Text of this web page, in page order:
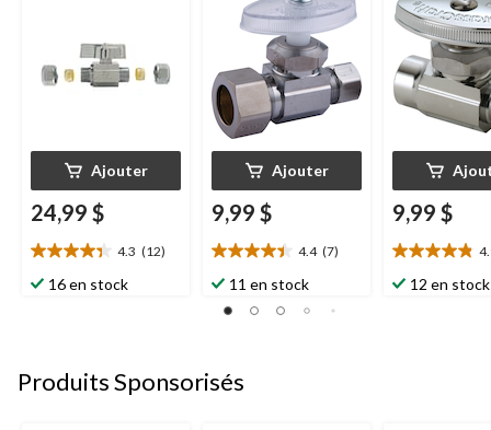
Ajouter
24,99 $
4.3 (12)
4.3
étoile(s)
16 en stock
Ajouter
9,99 $
4.4 (7)
4.4
étoile(s)
sur
11 en stock
po x
compression
DE
9,99 $
4.9
étoile(s)
12 en stock
Produits Sponsorisés